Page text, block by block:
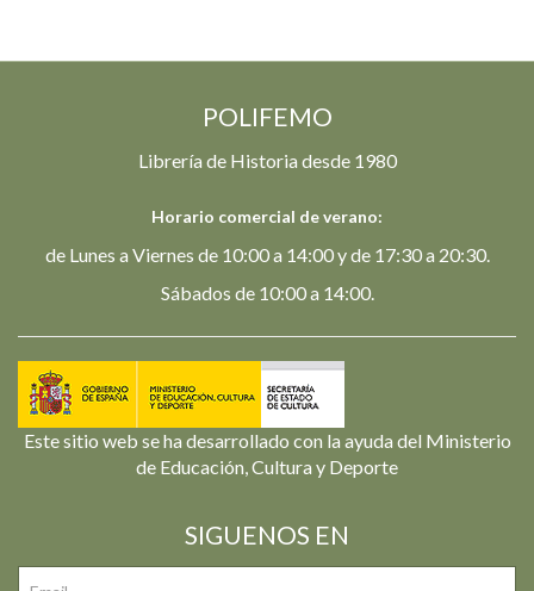
POLIFEMO
Librería de Historia desde 1980
Horario comercial de verano:
de Lunes a Viernes de 10:00 a 14:00 y de 17:30 a 20:30.
Sábados de 10:00 a 14:00.
Este sitio web se ha desarrollado con la ayuda del Ministerio
de Educación, Cultura y Deporte
SIGUENOS EN